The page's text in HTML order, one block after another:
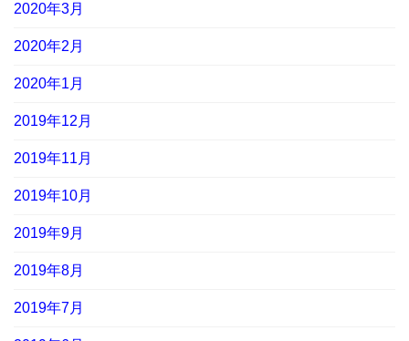
2020年3月
2020年2月
2020年1月
2019年12月
2019年11月
2019年10月
2019年9月
2019年8月
2019年7月